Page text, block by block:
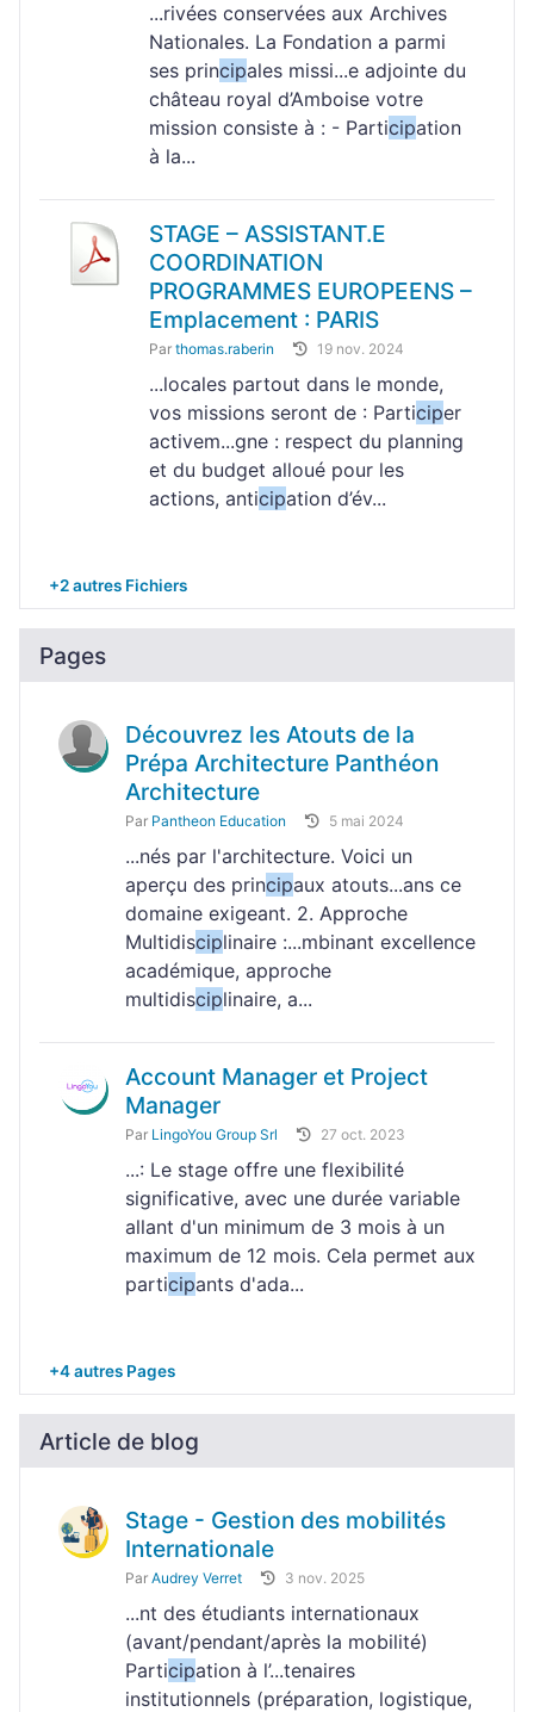
...rivées conservées aux Archives
Nationales. La Fondation a parmi
ses principales missi...e adjointe du
château royal d’Amboise votre
mission consiste à : - Participation
à la...
STAGE – ASSISTANT.E
COORDINATION
PROGRAMMES EUROPEENS –
Emplacement : PARIS
Par thomas.raberin 19 nov. 2024
...locales partout dans le monde,
vos missions seront de : Participer
activem...gne : respect du planning
et du budget alloué pour les
actions, anticipation d’év...
+2 autres Fichiers
Pages
Découvrez les Atouts de la
Prépa Architecture Panthéon
Architecture
Par Pantheon Education 5 mai 2024
...nés par l'architecture. Voici un
aperçu des principaux atouts...ans ce
domaine exigeant. 2. Approche
Multidisciplinaire :...mbinant excellence
académique, approche
multidisciplinaire, a...
Account Manager et Project
Manager
Par LingoYou Group Srl 27 oct. 2023
...: Le stage offre une flexibilité
significative, avec une durée variable
allant d'un minimum de 3 mois à un
maximum de 12 mois. Cela permet aux
participants d'ada...
+4 autres Pages
Article de blog
Stage - Gestion des mobilités
Internationale
Par Audrey Verret 3 nov. 2025
...nt des étudiants internationaux
(avant/pendant/après la mobilité)
Participation à l’...tenaires
institutionnels (préparation, logistique,